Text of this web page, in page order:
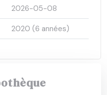
2026-05-08
2020 (6 années)